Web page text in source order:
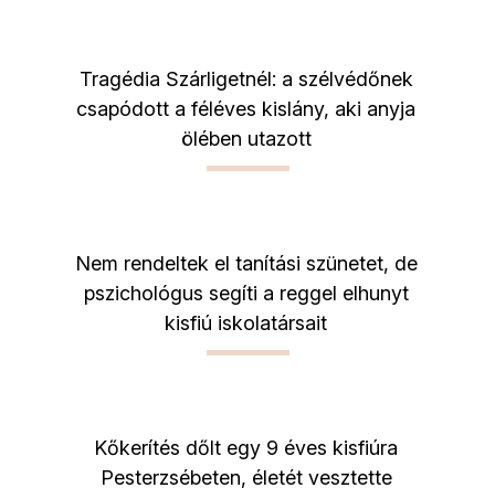
Tragédia Szárligetnél: a szélvédőnek
csapódott a féléves kislány, aki anyja
ölében utazott
Nem rendeltek el tanítási szünetet, de
pszichológus segíti a reggel elhunyt
kisfiú iskolatársait
Kőkerítés dőlt egy 9 éves kisfiúra
Pesterzsébeten, életét vesztette